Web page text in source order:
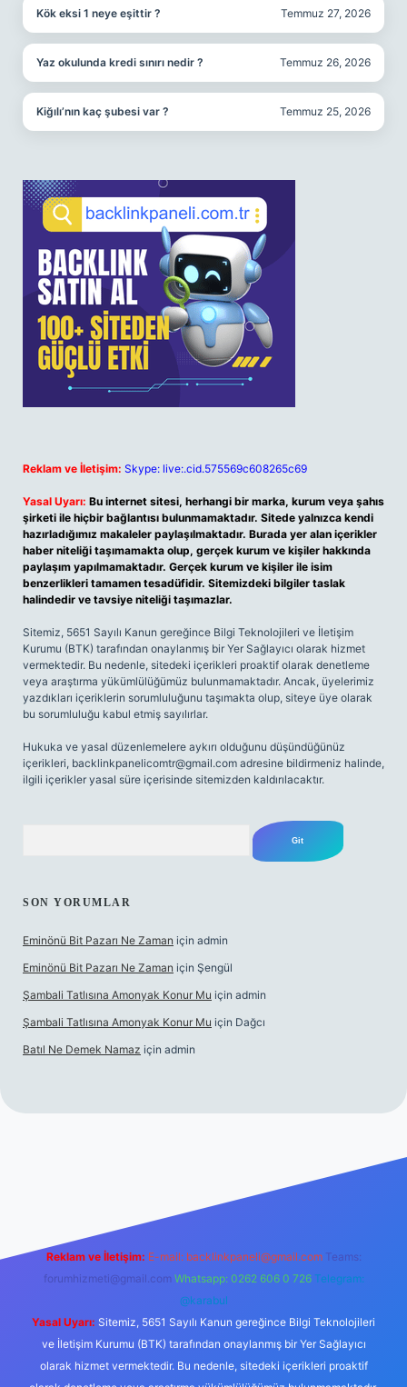
Kök eksi 1 neye eşittir ? Temmuz 27, 2026
Yaz okulunda kredi sınırı nedir ? Temmuz 26, 2026
Kiğılı’nın kaç şubesi var ? Temmuz 25, 2026
Reklam ve İletişim: Skype: live:.cid.575569c608265c69
Yasal Uyarı: Bu internet sitesi, herhangi bir marka, kurum veya şahıs
şirketi ile hiçbir bağlantısı bulunmamaktadır. Sitede yalnızca kendi
hazırladığımız makaleler paylaşılmaktadır. Burada yer alan içerikler
haber niteliği taşımamakta olup, gerçek kurum ve kişiler hakkında
paylaşım yapılmamaktadır. Gerçek kurum ve kişiler ile isim
benzerlikleri tamamen tesadüfidir. Sitemizdeki bilgiler taslak
halindedir ve tavsiye niteliği taşımazlar.
Sitemiz, 5651 Sayılı Kanun gereğince Bilgi Teknolojileri ve İletişim
Kurumu (BTK) tarafından onaylanmış bir Yer Sağlayıcı olarak hizmet
vermektedir. Bu nedenle, sitedeki içerikleri proaktif olarak denetleme
veya araştırma yükümlülüğümüz bulunmamaktadır. Ancak, üyelerimiz
yazdıkları içeriklerin sorumluluğunu taşımakta olup, siteye üye olarak
bu sorumluluğu kabul etmiş sayılırlar.
Hukuka ve yasal düzenlemelere aykırı olduğunu düşündüğünüz
içerikleri, backlinkpanelicomtr@gmail.com adresine bildirmeniz halinde,
ilgili içerikler yasal süre içerisinde sitemizden kaldırılacaktır.
SON YORUMLAR
Eminönü Bit Pazarı Ne Zaman için admin
Eminönü Bit Pazarı Ne Zaman için Şengül
Şambali Tatlısına Amonyak Konur Mu için admin
Şambali Tatlısına Amonyak Konur Mu için Dağcı
Batıl Ne Demek Namaz için admin
Reklam ve İletişim: E-mail: backlinkpaneli@gmail.com Teams:
forumhizmeti@gmail.com Whatsapp: 0262 606 0 726 Telegram:
@karabul
Yasal Uyarı: Sitemiz, 5651 Sayılı Kanun gereğince Bilgi Teknolojileri
ve İletişim Kurumu (BTK) tarafından onaylanmış bir Yer Sağlayıcı
olarak hizmet vermektedir. Bu nedenle, sitedeki içerikleri proaktif